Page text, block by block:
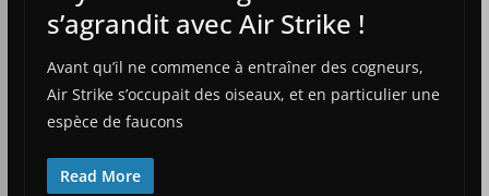
s’agrandit avec Air Strike !
Avant qu’il ne commence à entraîner des cogneurs,
Air Strike s’occupait des oiseaux, et en particulier une
espèce de faucons
Read More